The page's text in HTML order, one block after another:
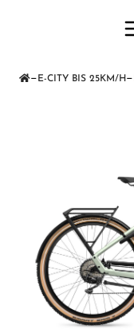
— E-CITY BIS 25KM/H —